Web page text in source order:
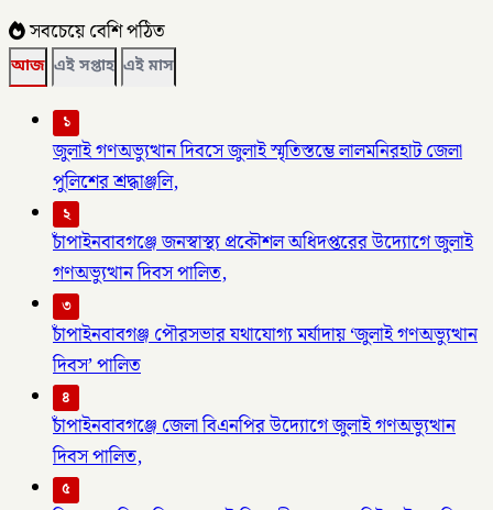
সবচেয়ে বেশি পঠিত
আজ এই সপ্তাহ এই মাস
১
জুলাই গণঅভ্যুত্থান দিবসে জুলাই স্মৃতিস্তম্ভে লালমনিরহাট জেলা
পুলিশের শ্রদ্ধাঞ্জলি,
২
চাঁপাইনবাবগঞ্জে জনস্বাস্থ্য প্রকৌশল অধিদপ্তরের উদ্যোগে জুলাই
গণঅভ্যুত্থান দিবস পালিত,
৩
চাঁপাইনবাবগঞ্জ পৌরসভার যথাযোগ্য মর্যাদায় ‘জুলাই গণঅভ্যুত্থান
দিবস’ পালিত
৪
চাঁপাইনবাবগঞ্জে জেলা বিএনপির উদ্যোগে জুলাই গণঅভ্যুত্থান
দিবস পালিত,
৫